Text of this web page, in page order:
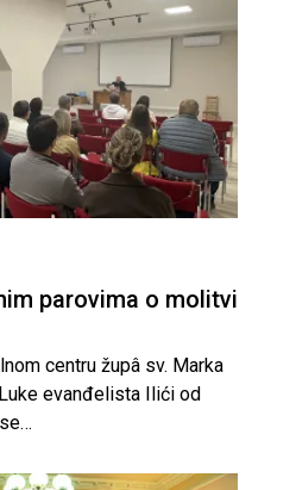
parovima o molitvi
centru župâ sv. Marka
evanđelista Ilići od